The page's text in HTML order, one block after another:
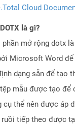
Cloud
là gì?
phần mở rộng dotx
Microsoft Word
dạng sẵn để tạo
mẫu được tạo để
cụ thể nên được áp
ruồi tiếp theo được